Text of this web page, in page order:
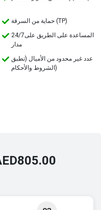
حماية من السرقة (TP)
24/7المساعدة على الطريق على
مدار
عدد غير محدود من الأميال (تطبق
الشروط والأحكام)